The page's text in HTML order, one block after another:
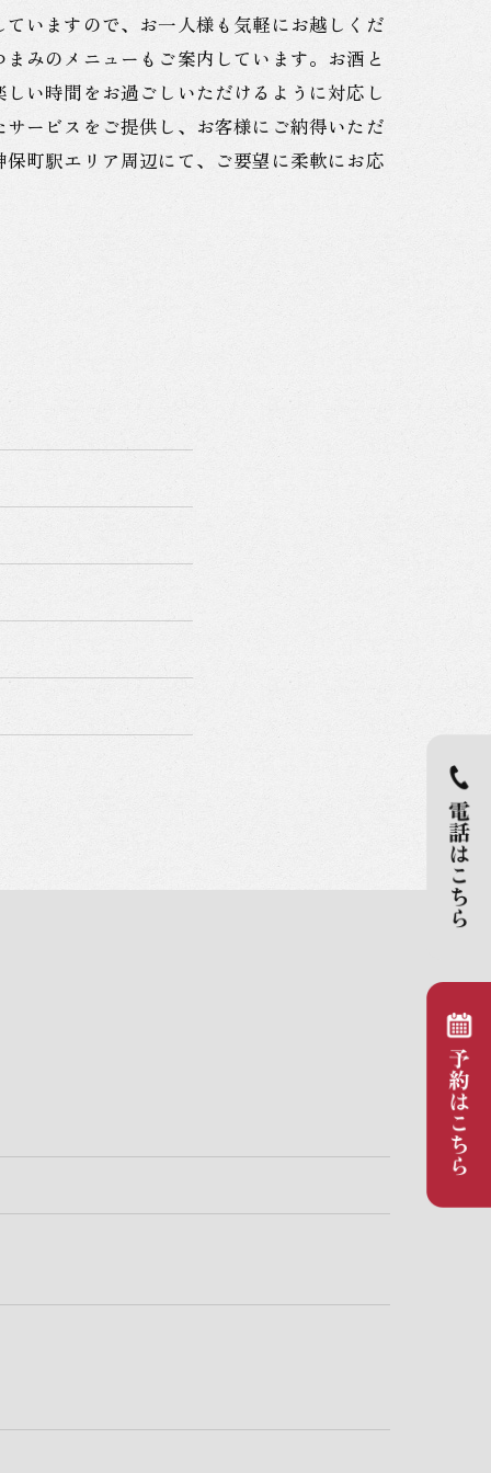
いますので、お一人様も気軽にお越しくだ
みのメニューもご案内しています。お酒と
い時間をお過ごしいただけるように対応し
ービスをご提供し、お客様にご納得いただ
町駅エリア周辺にて、ご要望に柔軟にお応